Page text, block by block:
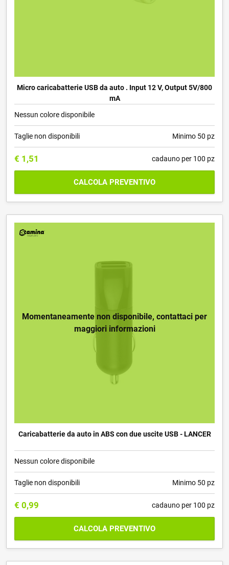
Micro caricabatterie USB da auto . Input 12 V, Output 5V/800
mA
Nessun colore disponibile
Taglie non disponibili Minimo 50 pz
€ 1,51 cadauno per 100 pz
CALCOLA PREVENTIVO
Momentaneamente non disponibile, contattaci per
maggiori informazioni
Caricabatterie da auto in ABS con due uscite USB - LANCER
Nessun colore disponibile
Taglie non disponibili Minimo 50 pz
€ 0,99 cadauno per 100 pz
CALCOLA PREVENTIVO